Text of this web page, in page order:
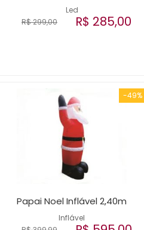
Led
R$ 299,00 R$ 285,00
-49%
Inflável
Papai Noel Inflável 2,40m